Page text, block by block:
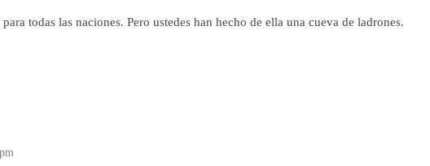
todas las naciones. Pero ustedes han hecho de ella una cueva de ladrones.